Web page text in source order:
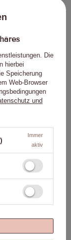
sorgfältig durch.
Weiblichkeit
Mokka-Mousse
Die
hierbei
Speicherung
Web-Browser
und
Immer
aktiv